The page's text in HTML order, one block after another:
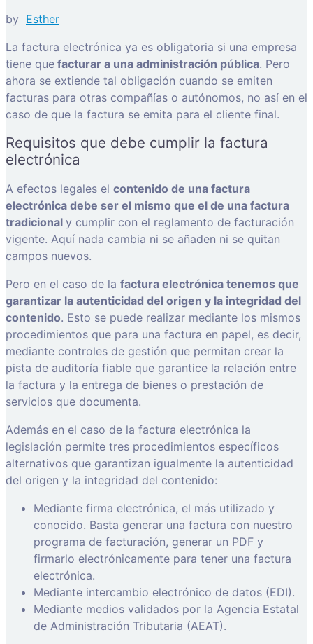
by Esther
La factura electrónica ya es obligatoria si una empresa
tiene que facturar a una administración pública. Pero
ahora se extiende tal obligación cuando se emiten
facturas para otras compañías o autónomos, no así en el
caso de que la factura se emita para el cliente final.
Requisitos que debe cumplir la factura
electrónica
A efectos legales el contenido de una factura
electrónica debe ser el mismo que el de una factura
tradicional y cumplir con el reglamento de facturación
vigente. Aquí nada cambia ni se añaden ni se quitan
campos nuevos.
Pero en el caso de la factura electrónica tenemos que
garantizar la autenticidad del origen y la integridad del
contenido. Esto se puede realizar mediante los mismos
procedimientos que para una factura en papel, es decir,
mediante controles de gestión que permitan crear la
pista de auditoría fiable que garantice la relación entre
la factura y la entrega de bienes o prestación de
servicios que documenta.
Además en el caso de la factura electrónica la
legislación permite tres procedimientos específicos
alternativos que garantizan igualmente la autenticidad
del origen y la integridad del contenido:
Mediante firma electrónica, el más utilizado y
conocido. Basta generar una factura con nuestro
programa de facturación, generar un PDF y
firmarlo electrónicamente para tener una factura
electrónica.
Mediante intercambio electrónico de datos (EDI).
Mediante medios validados por la Agencia Estatal
de Administración Tributaria (AEAT).